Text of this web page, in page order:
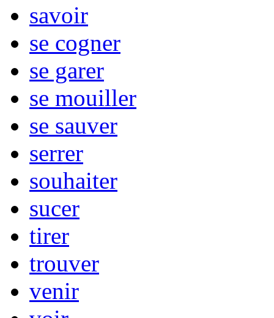
savoir
se cogner
se garer
se mouiller
se sauver
serrer
souhaiter
sucer
tirer
trouver
venir